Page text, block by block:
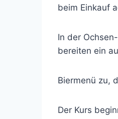
beim Einkauf
In der
bereiten ein
Biermenü zu,
Der Kurs